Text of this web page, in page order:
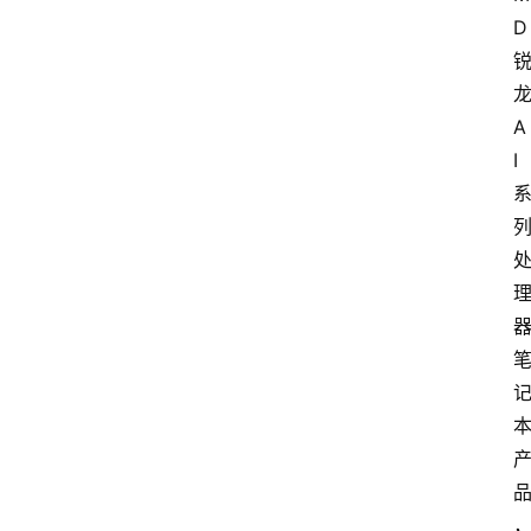
D
锐
龙
A
I
系
列
处
理
器
笔
记
本
产
品
，